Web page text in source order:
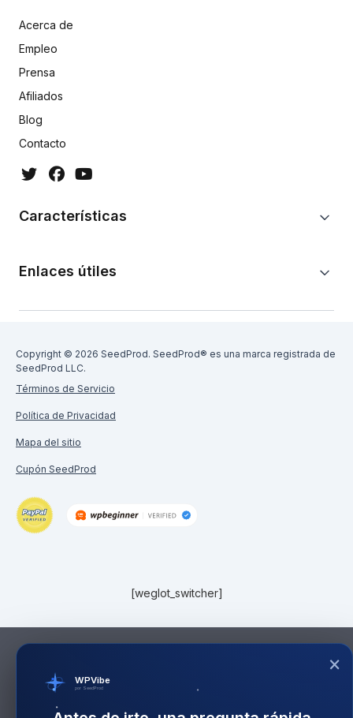
Acerca de
Empleo
Prensa
Afiliados
Blog
Contacto
Características
Enlaces útiles
Copyright © 2026 SeedProd. SeedProd® es una marca registrada de
SeedProd LLC.
Términos de Servicio
Política de Privacidad
Mapa del sitio
Cupón SeedProd
[weglot_switcher]
×
WPVibe
por SeedProd